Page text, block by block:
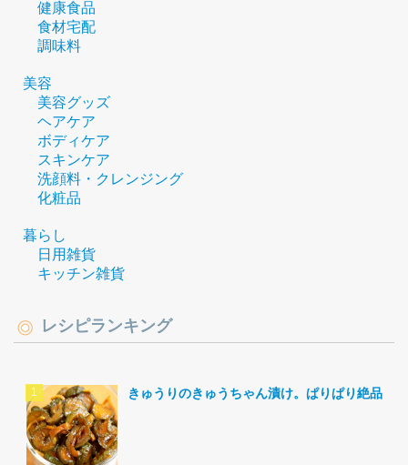
健康食品
食材宅配
調味料
美容
美容グッズ
ヘアケア
ボディケア
スキンケア
洗顔料・クレンジング
化粧品
暮らし
日用雑貨
キッチン雑貨
レシピランキング
きゅうりのきゅうちゃん漬け。ぱりぱり絶品。